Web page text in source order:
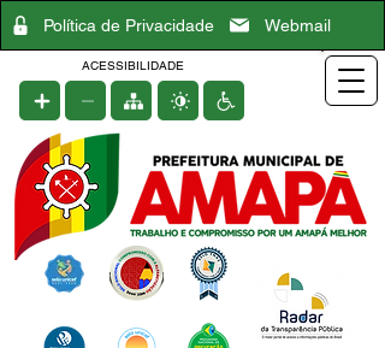
Política de Privacidade Webmail
ACESSIBILIDADE